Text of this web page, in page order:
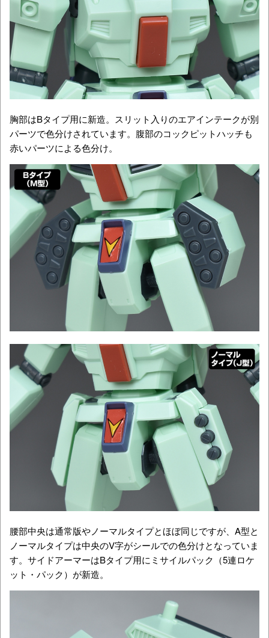
胸部はBタイプ用に新造。スリット入りのエアインテークが別
パーツで色分けされています。腹部のコックピットハッチも
赤いパーツによる色分け。
腰部中央は通常版やノーマルタイプとほぼ同じですが、A型と
ノーマルタイプは中央のV字がシールでの色分けとなっていま
す。サイドアーマーはBタイプ用にミサイルパック（5連ロケ
ット・パック）が新造。